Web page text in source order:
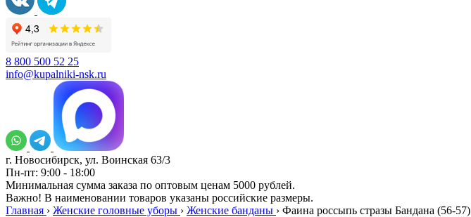
8 800 500 52 25
info@kupalniki-nsk.ru
г. Новосибирск, ул. Воинская 63/3
Пн-пт: 9:00 - 18:00
Минимальная сумма заказа по оптовым ценам 5000 рублей.
Важно! В наименовании товаров указаны российские размеры.
Главная › Женские головные уборы › Женские банданы › Фаина россыпь стразы Бандана (56-57)